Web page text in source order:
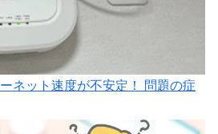
ネット速度が不安定！ 問題の症